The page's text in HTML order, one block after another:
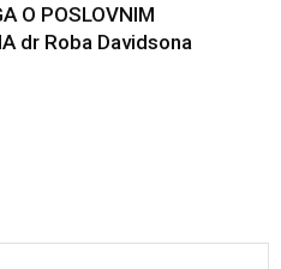
O POSLOVNIM
dr Roba Davidsona